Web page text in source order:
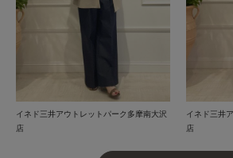
イネド三井アウトレットパーク多摩南大沢
店
イネド三井
店